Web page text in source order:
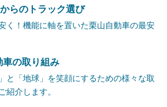
らのトラック選び
く！機能に軸を置いた栗山自動車の最安
車の取り組み
と「地球」を笑顔にするための様々な取
紹介します。